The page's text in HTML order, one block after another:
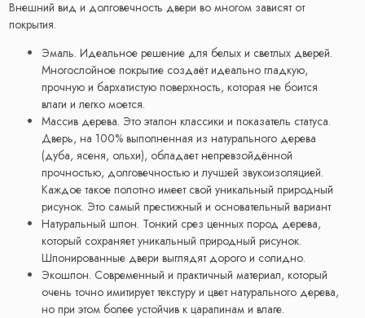
Внешний вид и долговечность двери во многом зависят от
покрытия.
Эмаль. Идеальное решение для белых и светлых дверей.
Многослойное покрытие создаёт идеально гладкую,
прочную и бархатистую поверхность, которая не боится
влаги и легко моется.
Массив дерева. Это эталон классики и показатель статуса.
Дверь, на 100% выполненная из натурального дерева
(дуба, ясеня, ольхи), обладает непревзойдённой
прочностью, долговечностью и лучшей звукоизоляцией.
Каждое такое полотно имеет свой уникальный природный
рисунок. Это самый престижный и основательный вариант
Натуральный шпон. Тонкий срез ценных пород дерева,
который сохраняет уникальный природный рисунок.
Шпонированные двери выглядят дорого и солидно.
Экошпон. Современный и практичный материал, который
очень точно имитирует текстуру и цвет натурального дерева,
но при этом более устойчив к царапинам и влаге.